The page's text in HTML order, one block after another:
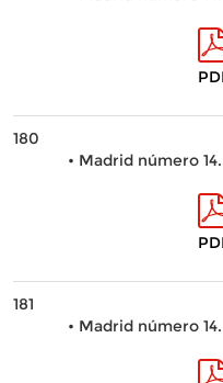
180
• Madrid número
181
• Madrid número